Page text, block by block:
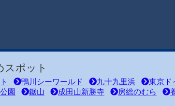
スポット
鴨川シーワールド 九十九里浜 東京ド
園
鋸山 成田山新勝寺 房総のむら